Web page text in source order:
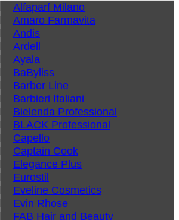
Alfaparf Milano
Amaro Farmavita
Andis
Ardell
Ayala
BaByliss
Barber Line
Barbieri Italiani
Bielenda Professional
BLACK Professional
Capello
Captain Cook
Elegance Plus
Eurostil
Eveline Cosmetics
Evin Rhose
FAB Hair and Beauty